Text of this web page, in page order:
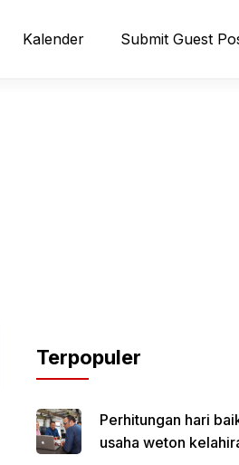
Kalender Submit Guest
Terpopuler
Perhitungan hari
usaha weton